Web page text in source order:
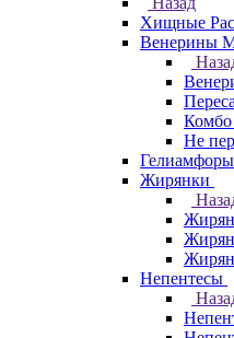
Хищные
Венерины
Не
Гелиамфоры
Жирянки
Непентесы